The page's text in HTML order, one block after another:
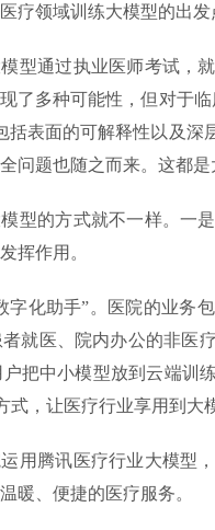
疗领域训练大模型的出发
型通过执业医师考试，
了多种可能性，但对于
括表面的可解释性以及
问题也随之而来。这都是
型的方式就不一样。一
挥作用。
字化助手”。医院的业务
就医、院内办公的非医
把中小模型放到云端训
，让医疗行业享用到大
用腾讯医疗行业大模型
暖、便捷的医疗服务。